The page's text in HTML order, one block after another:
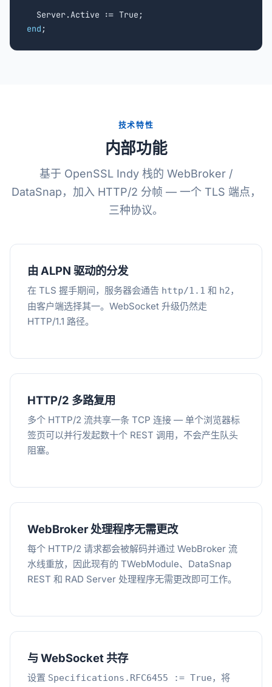
end ;
技术特性
内部功能
基于 OpenSSL Indy 栈的 WebBroker /
DataSnap，加入 HTTP/2 分帧 — 一个 TLS 端点，
三种协议。
由 ALPN 驱动的分发
在 TLS 握手期间，服务器会通告 http/1.1 和 h2，
由客户端选择其一。WebSocket 升级仍然走
HTTP/1.1 路径。
HTTP/2 多路复用
多个 HTTP/2 流共享一条 TCP 连接 — 单个浏览器标
签页可以并行发起数十个 REST 调用，不会产生队头
阻塞。
WebBroker 处理程序无需更改
每个 HTTP/2 请求都会被解码并通过 WebBroker 流
水线重放，因此现有的 TWebModule、DataSnap
REST 和 RAD Server 处理程序无需更改即可工作。
与 WebSocket 共存
设置 Specifications.RFC6455 := True，将